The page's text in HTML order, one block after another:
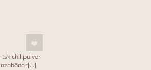
chilipulver